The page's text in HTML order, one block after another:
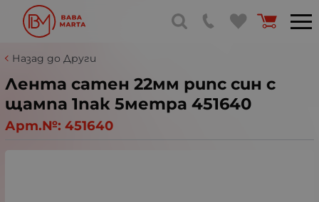
Назад до Други
Лента сатен 22мм рипс син с
щампа 1пак 5метра 451640
Арт.№: 451640